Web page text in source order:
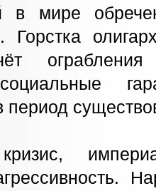
мире
Горстка
ограбления
период